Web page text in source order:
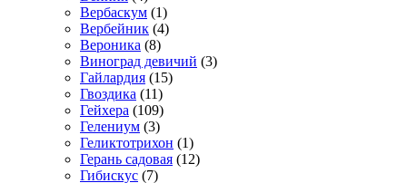
Вербаскум (1)
Вербейник (4)
Вероника (8)
Виноград девичий (3)
Гайлардия (15)
Гвоздика (11)
Гейхера (109)
Гелениум (3)
Геликтотрихон (1)
Герань садовая (12)
Гибискус (7)